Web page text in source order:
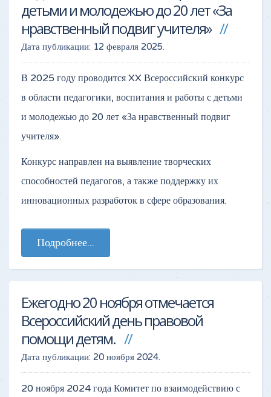
детьми и молодежью до 20 лет «За
нравственный подвиг учителя»
Дата публикации: 12 февраля 2025.
В 2025 году проводится XX Всероссийский конкурс
в области педагогики, воспитания и работы с детьми
и молодежью до 20 лет «За нравственный подвиг
учителя».
Конкурс направлен на выявление творческих
способностей педагогов, а также поддержку их
инновационных разработок в сфере образования.
Подробнее...
Ежегодно 20 ноября отмечается
Всероссийский день правовой
помощи детям.
Дата публикации: 20 ноября 2024.
20 ноября 2024 года Комитет по взаимодействию с